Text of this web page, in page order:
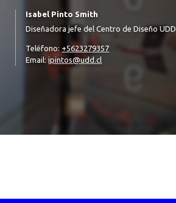
Isabel Pinto Smith
Diseñadora jefe del Centro de Diseño UDD
Teléfono: +5623279357
Email:ipintos@udd.cl